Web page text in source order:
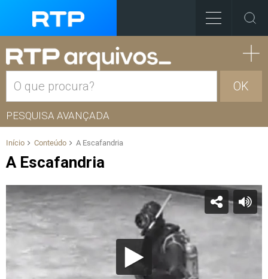
OK
PESQUISA AVANÇADA
Início Conteúdo A Escafandria
A Escafandria